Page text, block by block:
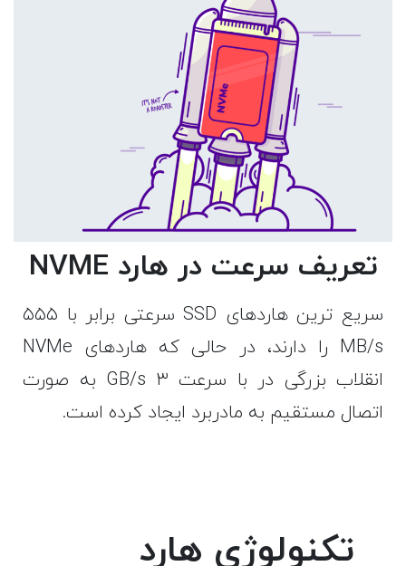
تعریف سرعت در هارد NVME
سریع ترین هاردهای SSD سرعتی برابر با ۵۵۵
MB/s را دارند، در حالی که هاردهای NVMe
انقلاب بزرگی در با سرعت ۳ GB/s به صورت
اتصال مستقیم به مادربرد ایجاد کرده است.
تکنولوژی هارد